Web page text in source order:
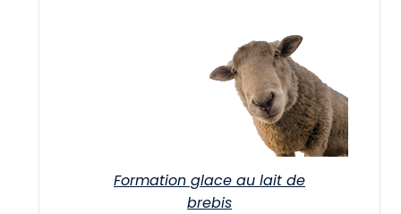
Formation glace au lait de
brebis